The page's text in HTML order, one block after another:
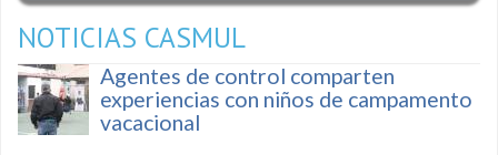
NOTICIAS CASMUL
Agentes de control comparten
experiencias con niños de campamento
vacacional